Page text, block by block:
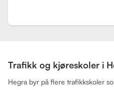
Trafikk og kjøreskoler i
Hegra byr på flere trafikkskoler